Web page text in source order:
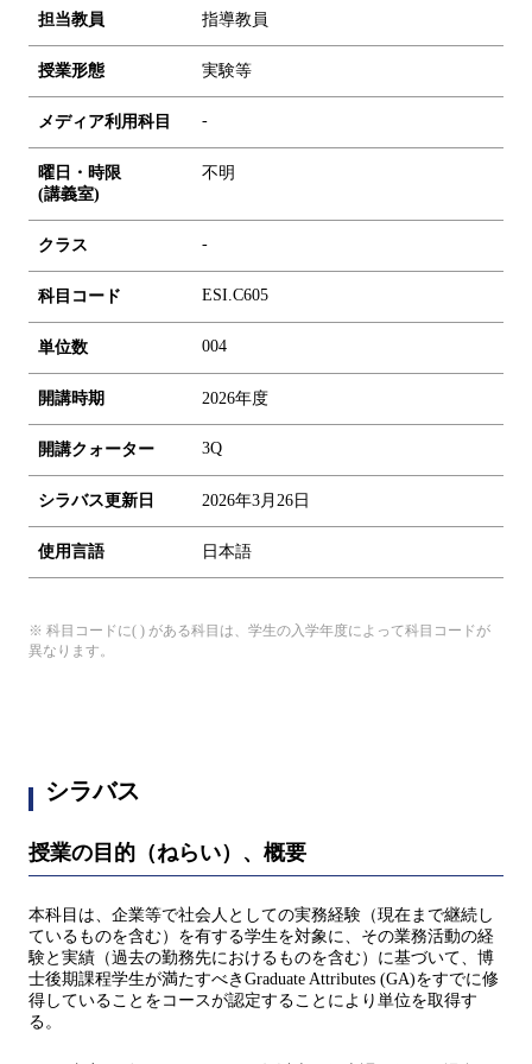
担当教員 指導教員
授業形態 実験等
メディア利用科目 -
曜日・時限
(講義室)
不明
クラス -
科目コード ESI.C605
単位数 004
開講時期 2026年度
開講クォーター 3Q
シラバス更新日 2026年3月26日
使用言語 日本語
※ 科目コードに( ) がある科目は、学生の入学年度によって科目コードが
異なります。
シラバス
授業の目的（ねらい）、概要
本科目は、企業等で社会人としての実務経験（現在まで継続し
ているものを含む）を有する学生を対象に、その業務活動の経
験と実績（過去の勤務先におけるものを含む）に基づいて、博
士後期課程学生が満たすべきGraduate Attributes (GA)をすでに修
得していることをコースが認定することにより単位を取得す
る。